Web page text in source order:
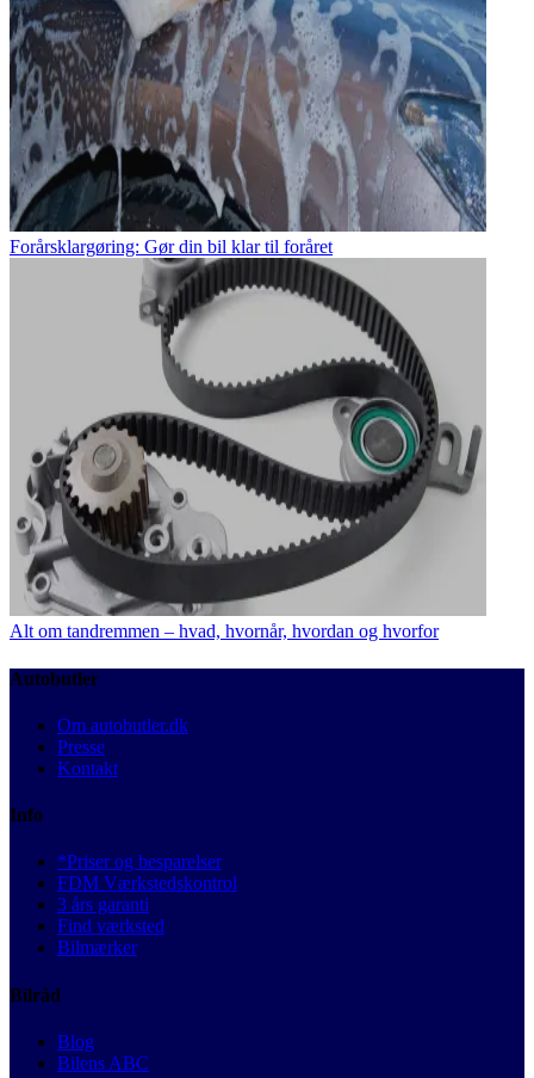
Forårsklargøring: Gør din bil klar til foråret
Alt om tandremmen – hvad, hvornår, hvordan og hvorfor
Autobutler
Om autobutler.dk
Presse
Kontakt
Info
*Priser og besparelser
FDM Værkstedskontrol
3 års garanti
Find værksted
Bilmærker
Bilråd
Blog
Bilens ABC